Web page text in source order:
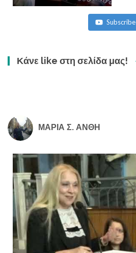
Subscribe
Κάνε like στη σελίδα μας!
ΜΑΡΙΑ Σ. ΑΝΘΗ